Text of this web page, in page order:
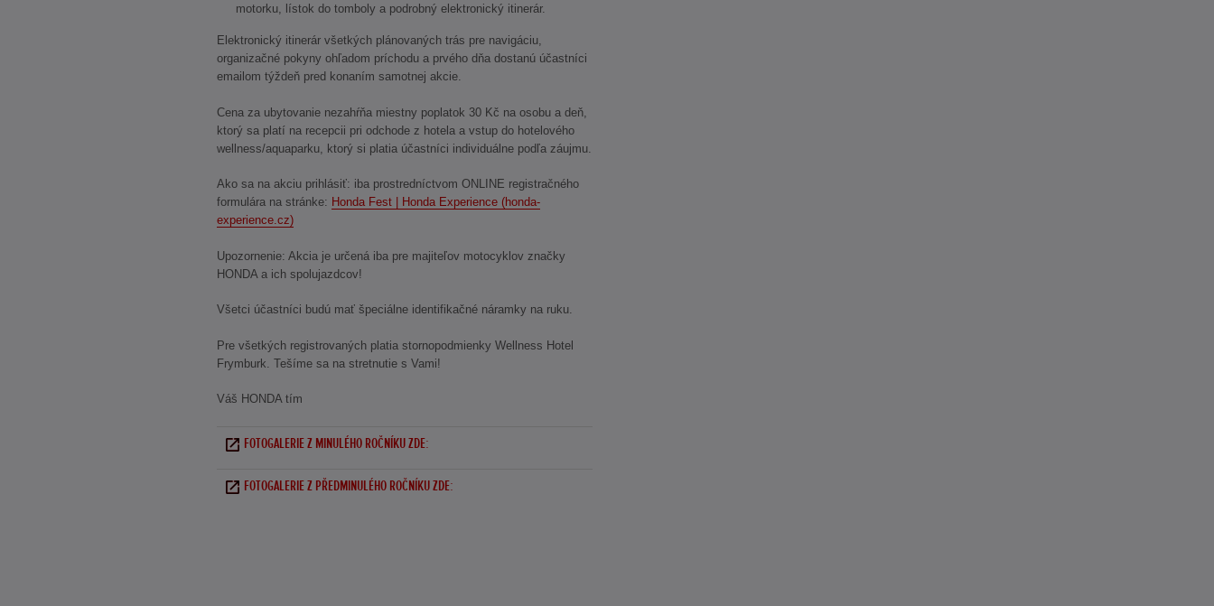
motorku, lístok do tomboly a podrobný elektronický itinerár.
Elektronický itinerár všetkých plánovaných trás pre navigáciu,
organizačné pokyny ohľadom príchodu a prvého dňa dostanú účastníci
emailom týždeň pred konaním samotnej akcie.
Cena za ubytovanie nezahŕňa miestny poplatok 30 Kč na osobu a deň,
ktorý sa platí na recepcii pri odchode z hotela a vstup do hotelového
wellness/aquaparku, ktorý si platia účastníci individuálne podľa záujmu.
Ako sa na akciu prihlásiť: iba prostredníctvom ONLINE registračného
formulára na stránke: Honda Fest | Honda Experience (honda-
experience.cz)
Upozornenie: Akcia je určená iba pre majiteľov motocyklov značky
HONDA a ich spolujazdcov!
Všetci účastníci budú mať špeciálne identifikačné náramky na ruku.
Pre všetkých registrovaných platia stornopodmienky Wellness Hotel
Frymburk. Tešíme sa na stretnutie s Vami!
Váš HONDA tím
FOTOGALERIE Z MINULÉHO ROČNÍKU ZDE:
FOTOGALERIE Z PŘEDMINULÉHO ROČNÍKU ZDE: